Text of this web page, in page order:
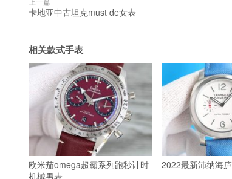
卡地亚中古坦克must de女表
相关款式手表
欧米茄omega超霸系列跑秒计时
机械男表
2022最新沛纳海